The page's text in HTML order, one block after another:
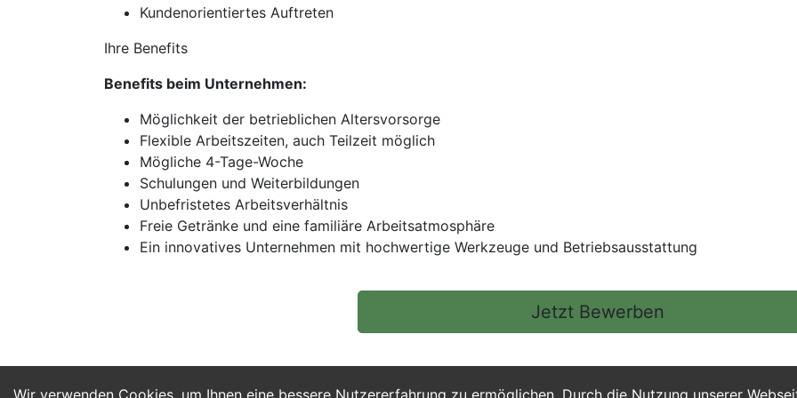
Wir verwenden Cookies, um Ihnen eine bessere Nutzererfahrung zu ermöglichen. Durch die Nutzung unserer
Kundenorientiertes Auftreten
Ihre Benefits
Benefits beim Unternehmen:
Möglichkeit der betrieblichen Altersvorsorge
Flexible Arbeitszeiten, auch Teilzeit möglich
Mögliche 4-Tage-Woche
Schulungen und Weiterbildungen
Unbefristetes Arbeitsverhältnis
Freie Getränke und eine familiäre Arbeitsatmosphäre
Ein innovatives Unternehmen mit hochwertige Werkzeuge und Betriebsausstattung
Jetzt Bewerben